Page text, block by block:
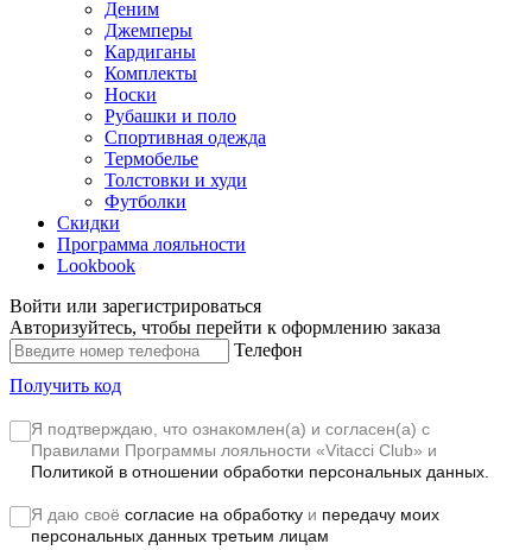
Деним
Джемперы
Кардиганы
Комплекты
Носки
Рубашки и поло
Спортивная одежда
Термобелье
Толстовки и худи
Футболки
Скидки
Программа лояльности
Lookbook
Войти или зарегистрироваться
Авторизуйтесь, чтобы перейти к оформлению заказа
Телефон
Получить код
Я подтверждаю, что ознакомлен(а) и согласен(а) с
Правилами Программы лояльности «Vitacci Club» и
Политикой в отношении обработки персональных данных.
Я даю своё согласие на обработку и передачу моих
персональных данных третьим лицам